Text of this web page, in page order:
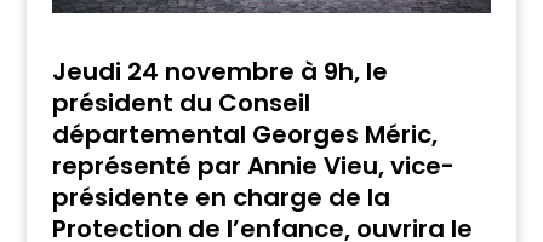
Jeudi 24 novembre à 9h, le
président du Conseil
départemental Georges Méric,
représenté par Annie Vieu, vice-
présidente en charge de la
Protection de l’enfance, ouvrira le